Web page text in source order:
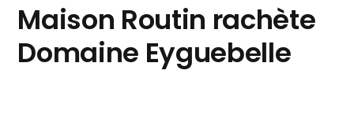
Maison Routin rachète
Domaine Eyguebelle